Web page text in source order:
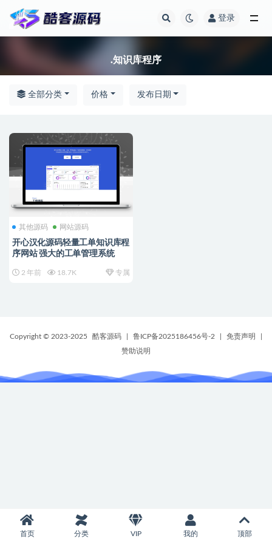
登录
.知识库程序
全部分类 价格 发布日期
其他源码 网站源码
开心汉化源码轻量工单知识库程
序网站 强大的工单管理系统
2 年前 18.7K 专属
Copyright © 2023-2025 酷客源码 鲁ICP备2025186456号-2 免责声明
赞助说明
首页 分类 VIP 我的 顶部